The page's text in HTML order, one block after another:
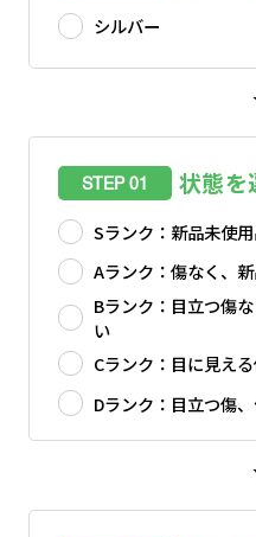
シルバー
STEP 01 状態を
Sランク：新品未使用
Aランク：傷なく、
Bランク：目立つ傷
い
Cランク：目に見え
Dランク：目立つ傷